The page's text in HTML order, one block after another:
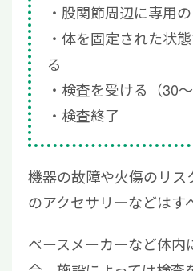
股関節周辺に専用
体を固定された状
る
検査を受ける（30〜
検査終了
機器の故障や火傷のリ
のアクセサリーなどはす
ペースメーカーなど体